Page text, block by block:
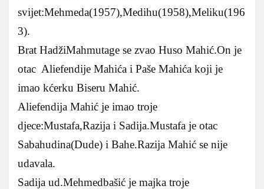
svijet:Mehmeda(1957),Medihu(1958),Meliku(196
3).
Brat HadžiMahmutage se zvao Huso Mahić.On je
otac Aliefendije Mahića i Paše Mahića koji je
imao kćerku Biseru Mahić.
Aliefendija Mahić je imao troje
djece:Mustafa,Razija i Sadija.Mustafa je otac
Sabahudina(Dude) i Bahe.Razija Mahić se nije
udavala.
Sadija ud.Mehmedbašić je majka troje